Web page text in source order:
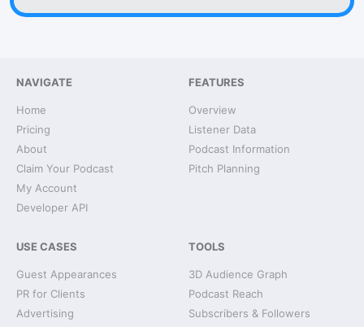
NAVIGATE
Home
Pricing
About
Claim Your Podcast
My Account
Developer API
FEATURES
Overview
Listener Data
Podcast Information
Pitch Planning
USE CASES
Guest Appearances
PR for Clients
Advertising
TOOLS
3D Audience Graph
Podcast Reach
Subscribers & Followers